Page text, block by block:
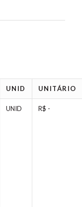
UNID UNITÁRIO
UNID R$ -